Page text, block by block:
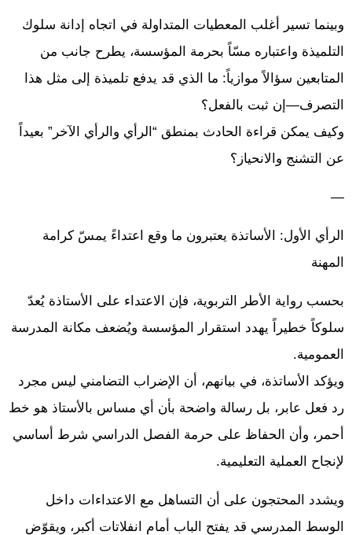
وبينما تسير أغلب المعطيات المتداولة في اتجاه إدانة سلوك
التلميذة واعتباره مسّاً بحرمة المؤسسة، يطرح جانب من
المتابعين سؤالاً موازياً: ما الذي قد يدفع تلميذة إلى مثل هذا
التصرف—إن ثبت بالفعل؟
وكيف يمكن قراءة الحادث بمنطق “الرأي والرأي الآخر” بعيداً
عن التشنج والانحياز؟
—
الرأي الأول: الأساتذة يعتبرون ما وقع اعتداءً يمسّ كرامة
المهنة
بحسب رواية الأطر التربوية، فإن الاعتداء على الأستاذة يُعدّ
سلوكاً خطيراً يهدد استقرار المؤسسة ويُضعف مكانة المدرسة
العمومية.
ويؤكد الأساتذة، في بيانهم، أن الإضراب التضامني ليس مجرد
رد فعل عابر، بل رسالة واضحة بأن أي مساس بالأستاذ هو خط
أحمر، وأن الحفاظ على حرمة الفصل الدراسي شرط أساسي
لإنجاح العملية التعليمية.
ويشدد المحتجون على أن التساهل مع الاعتداءات داخل
الوسط المدرسي قد يفتح الباب أمام انفلاتات أكبر، ويقوّض